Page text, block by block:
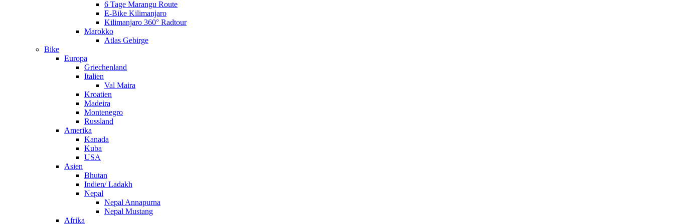
6 Tage Marangu Route
E-Bike Kilimanjaro
Kilimanjaro 360° Radtour
Marokko
Atlas Gebirge
Bike
Europa
Griechenland
Italien
Val Maira
Kroatien
Madeira
Montenegro
Russland
Amerika
Kanada
Kuba
USA
Asien
Bhutan
Indien/ Ladakh
Nepal
Nepal Annapurna
Nepal Mustang
Afrika